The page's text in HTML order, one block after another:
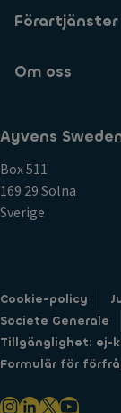
Förartjänster
Om oss
Ayvens
Box 511
169 29 Solna
Sverige
Cookie-policy
Societe Generale
Tillgänglighet: ej-
Formulär för